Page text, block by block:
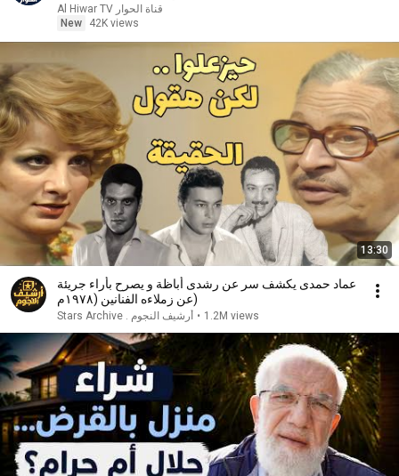
Al Hiwar TV قناة الحوار
New
42K views
13:30
عماد حمدى يكشف سر عن رشدى أباظة و يصرح بأراء جريئة
عن زملاءه الفنانين (١٩٧٨م)
أرشيف النجوم . Stars Archive • 1.2M views